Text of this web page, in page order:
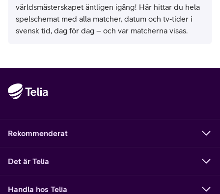
världsmästerskapet äntligen igång! Här hittar du hela
spelschemat med alla matcher, datum och tv‑tider i
svensk tid, dag för dag – och var matcherna visas.
Rekommenderat
Det är Telia
Handla hos Telia